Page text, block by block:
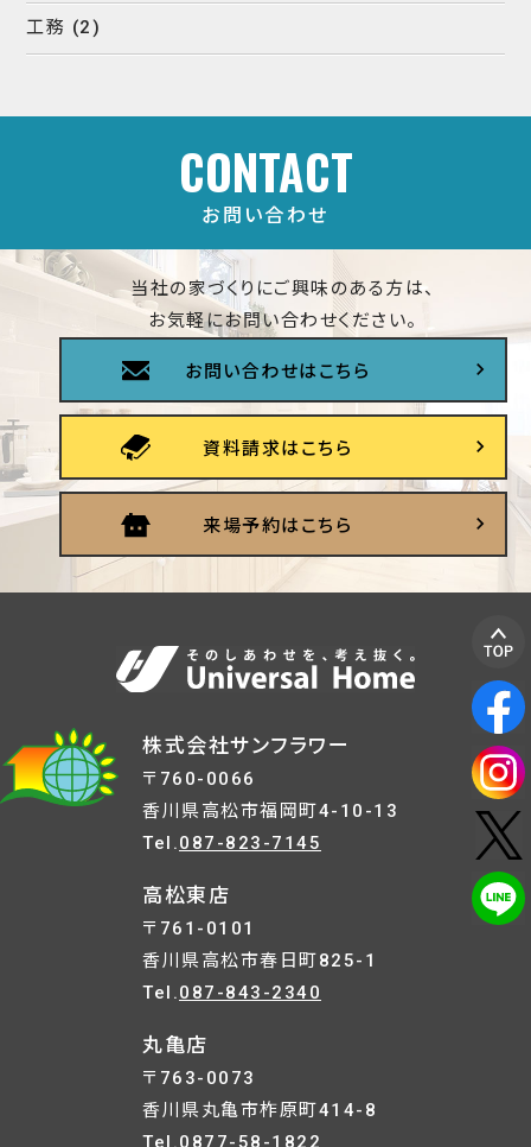
工務 (2)
CONTACT
お問い合わせ
当社の家づくりにご興味のある方は、
お気軽にお問い合わせください。
お問い合わせはこちら
資料請求はこちら
来場予約はこちら
株式会社サンフラワー
〒760-0066
香川県高松市福岡町4-10-13
Tel.087-823-7145
高松東店
〒761-0101
香川県高松市春日町825-1
Tel.087-843-2340
丸亀店
〒763-0073
香川県丸亀市柞原町414-8
Tel.0877-58-1822